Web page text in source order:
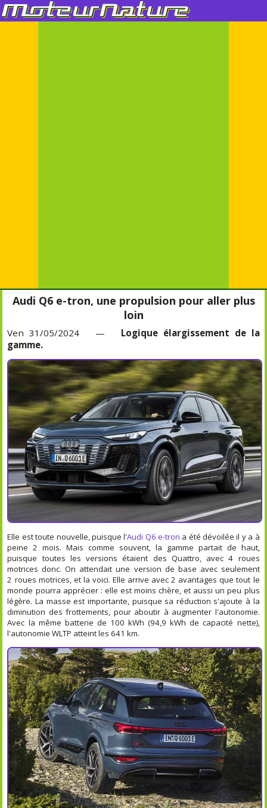
Audi Q6 e-tron, une propulsion pour aller plus
loin
Ven 31/05/2024 — Logique élargissement de la
gamme.
Elle est toute nouvelle, puisque l'Audi Q6 e-tron a été dévoilée il y a à
peine 2 mois. Mais comme souvent, la gamme partait de haut,
puisque toutes les versions étaient des Quattro, avec 4 roues
motrices donc. On attendait une version de base avec seulement
2 roues motrices, et la voici. Elle arrive avec 2 avantages que tout le
monde pourra apprécier : elle est moins chère, et aussi un peu plus
légère. La masse est importante, puisque sa réduction s'ajoute à la
diminution des frottements, pour aboutir à augmenter l'autonomie.
Avec la même batterie de 100 kWh (94,9 kWh de capacité nette),
l'autonomie WLTP atteint les 641 km.